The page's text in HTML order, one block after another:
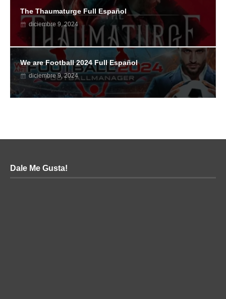
The Thaumaturge Full Español
diciembre 9, 2024
We are Football 2024 Full Español
diciembre 9, 2024
Dale Me Gusta!